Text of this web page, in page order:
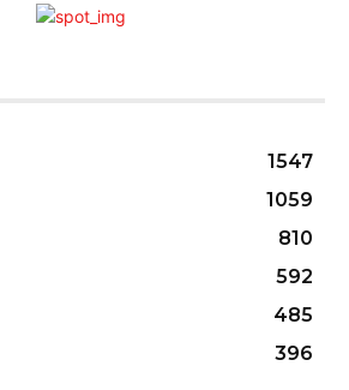
1547
1059
810
592
485
396